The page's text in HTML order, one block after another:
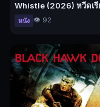
Whistle (2026) หวีดเรี
หนัง 👁️ 92